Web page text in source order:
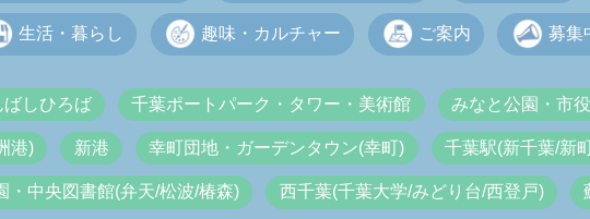
生活・暮らし 趣味・カルチャー ご案内 募集
しひろば 千葉ポートパーク・タワー・美術館 みなと公園・市
港) 新港 幸町団地・ガーデンタウン(幸町) 千葉駅(新千葉/新
・中央図書館(弁天/松波/椿森) 西千葉(千葉大学/みどり台/西登戸)